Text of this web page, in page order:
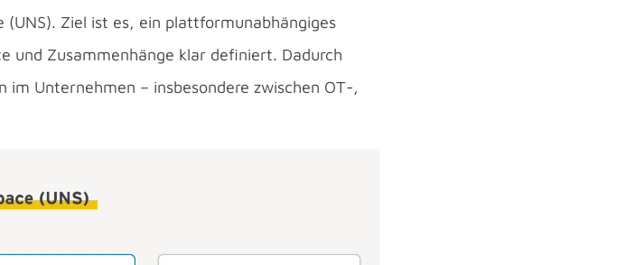
Ziel ist es, ein plattformunabhängiges
und Zusammenhänge klar definiert. Dadurch
Unternehmen – insbesondere zwischen OT-,